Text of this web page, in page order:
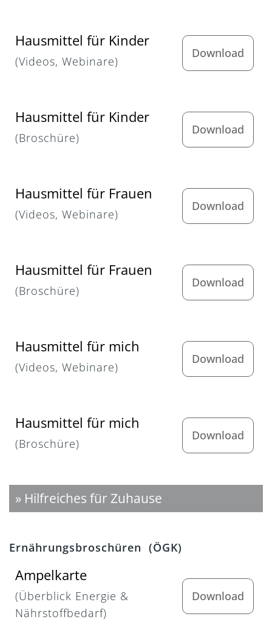
Hausmittel für Kinder
(Videos, Webinare)
Download
Hausmittel für Kinder
(Broschüre)
Download
Hausmittel für Frauen
(Videos, Webinare)
Download
Hausmittel für Frauen
(Broschüre)
Download
Hausmittel für mich
(Videos, Webinare)
Download
Hausmittel für mich
(Broschüre)
Download
» Hilfreiches für Zuhause
Ernährungsbroschüren (ÖGK)
Ampelkarte
(Überblick Energie &
Nährstoffbedarf)
Download